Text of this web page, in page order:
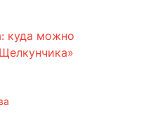
куда можно